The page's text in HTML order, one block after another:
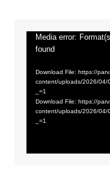
Video
Player
Media error:
found
Download File: https://
content/uploads/2026/04/
_=1
Download File: https://
content/uploads/2026/04/
_=1